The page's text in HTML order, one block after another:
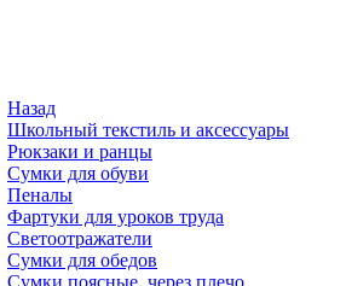
Назад
Школьный текстиль и аксессуары
Рюкзаки и ранцы
Сумки для обуви
Пеналы
Фартуки для уроков труда
Светоотражатели
Сумки для обедов
Сумки поясные, через плечо